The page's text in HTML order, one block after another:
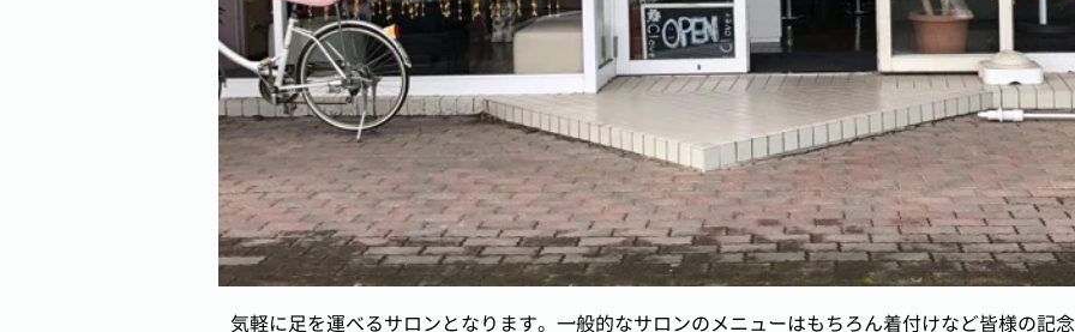
気軽に足を運べるサロンとなります。一般的なサロンのメニューはもちろん着付けなど皆様の記